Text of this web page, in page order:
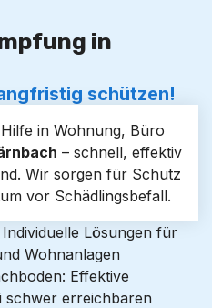
in
schützen!
in Wohnung, Büro
– schnell, effektiv
Wir sorgen für Schutz
vor Schädlingsbefall.
Lösungen für
Wohnanlagen
Effektive
schwer erreichbaren